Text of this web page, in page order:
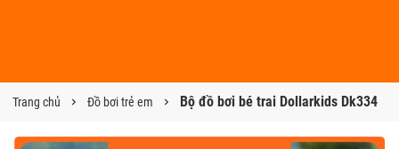
Trang chủ Đồ bơi trẻ em Bộ đồ bơi bé trai Dollarkids Dk334